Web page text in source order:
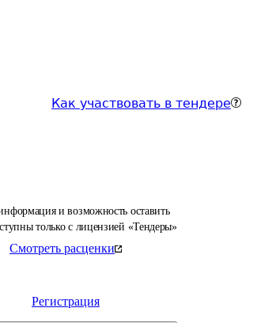
Как участвовать в тендере
и возможность оставить
только с лицензией «Тендеры»
Смотреть расценки
Регистрация